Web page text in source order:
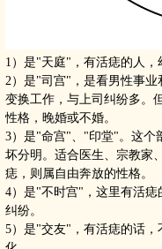
1）是"天庭"，有活痣的人，
2）是"司宫"，是看男性事业
变换工作，与上司纠纷多。
性格，晚婚或不婚。
3）是"命宫"、"印堂"。这个
坏分明。适合医生、宗教家
痣，则属自由奔放的性格。
4）是"不时宫"，这里有活
纠纷。
5）是"交友"，有活痣的话